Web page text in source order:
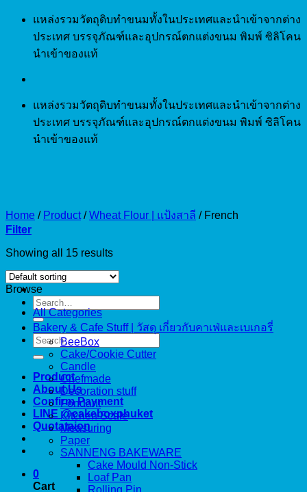
Skip
content
แหล่งรวมวัตถุดิบทำขนมทั้งในประเทศและนำเข้าจากต่าง
ประเทศ บรรจุภัณฑ์และอุปกรณ์ตกแต่งขนม พิมพ์ ซิลิโคน
นำเข้าของแท้
แหล่งรวมวัตถุดิบทำขนมทั้งในประเทศและนำเข้าจากต่าง
ประเทศ บรรจุภัณฑ์และอุปกรณ์ตกแต่งขนม พิมพ์ ซิลิโคน
นำเข้าของแท้
Search
for:
Search
for:
Product
About Us
Confirm Payment
LINE @cakeboxphuket
Quotataion
0
Cart
Home / Product / Wheat Flour | แป้งสาลี /French
Filter
Showing all 15 results
Browse
All Categories
Bakery & Cafe Stuff | วัสดุ เกี่ยวกับคาเฟ่และเบเกอรี่
BeeBox
Cake/Cookie Cutter
Candle
Chefmade
Decoration stuff
Fondant
Kitchen Scale
Measuring
Paper
SANNENG BAKEWARE
Cake Mould Non-Stick
Loaf Pan
Rolling Pin